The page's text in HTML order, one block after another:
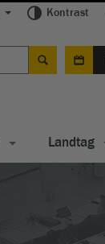
Kontrast
Landtag